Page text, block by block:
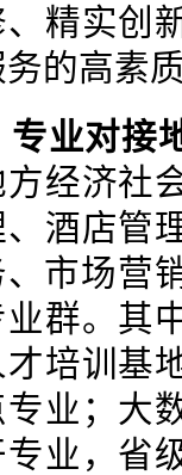
、精实创
务的高素
专业对接
方经济社
、酒店管
、市场营
业群。其
才培训基
专业；大
专业，省